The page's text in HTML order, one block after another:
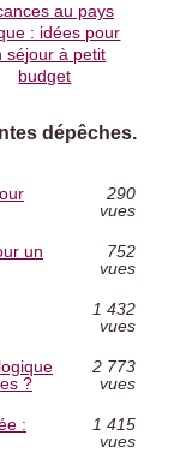
au pays
: idées pour
séjour à petit
budget
dépêches.
290
vues
un
752
vues
1 432
vues
?
2 773
vues
:
1 415
vues